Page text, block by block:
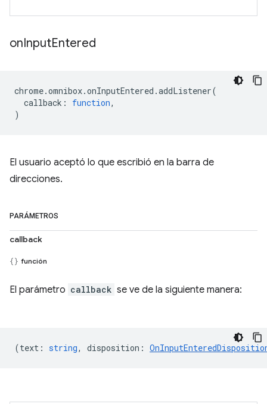
onInputEntered
chrome.omnibox.onInputEntered .addListener(
callback : function,
)
El usuario aceptó lo que escribió en la barra de
direcciones.
PARÁMETROS
callback
función
El parámetro callback se ve de la siguiente manera:
(text : string, disposition :